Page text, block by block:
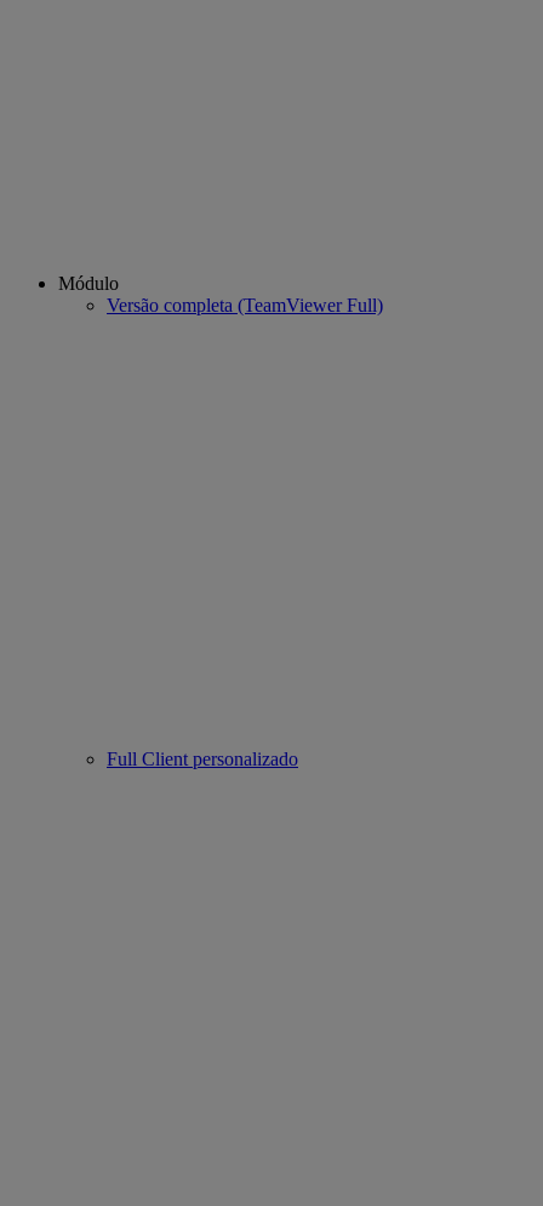
Módulo
Versão completa (TeamViewer Full)
Full Client personalizado